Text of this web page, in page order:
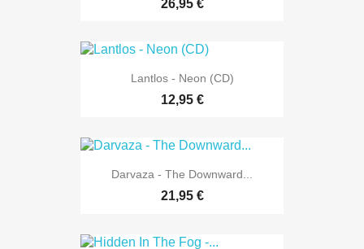
26,95 €
Lantlos - Neon (CD)
12,95 €
Darvaza - The Downward...
21,95 €